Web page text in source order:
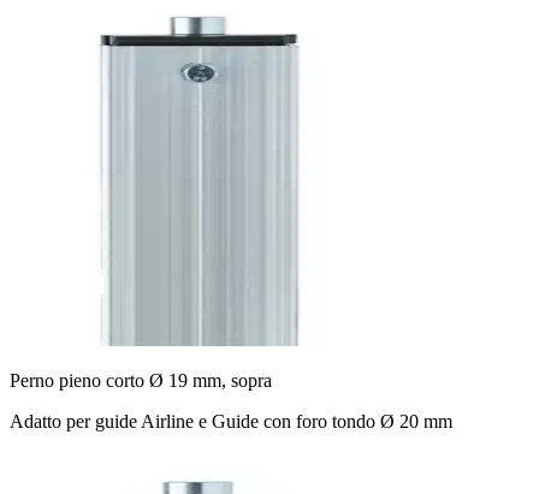
Perno pieno corto Ø 19 mm, sopra
Adatto per guide Airline e Guide con foro tondo Ø 20 mm